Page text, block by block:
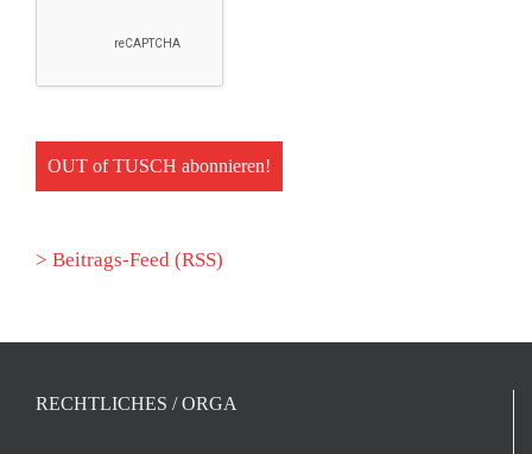
> Beitrags-Feed (RSS)
RECHTLICHES / ORGA